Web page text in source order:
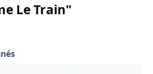
Le Train"